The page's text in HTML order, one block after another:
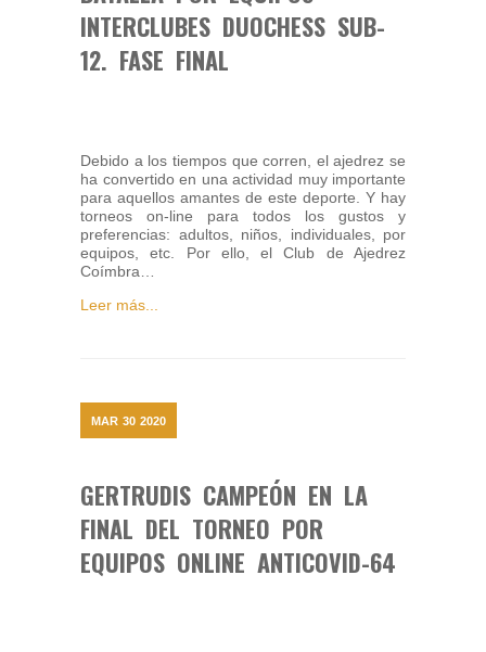
INTERCLUBES DUOCHESS SUB-
12. FASE FINAL
Debido a los tiempos que corren, el ajedrez se
ha convertido en una actividad muy importante
para aquellos amantes de este deporte. Y hay
torneos on-line para todos los gustos y
preferencias: adultos, niños, individuales, por
equipos, etc. Por ello, el Club de Ajedrez
Coímbra…
Leer más...
MAR 30 2020
GERTRUDIS CAMPEÓN EN LA
FINAL DEL TORNEO POR
EQUIPOS ONLINE ANTICOVID-64